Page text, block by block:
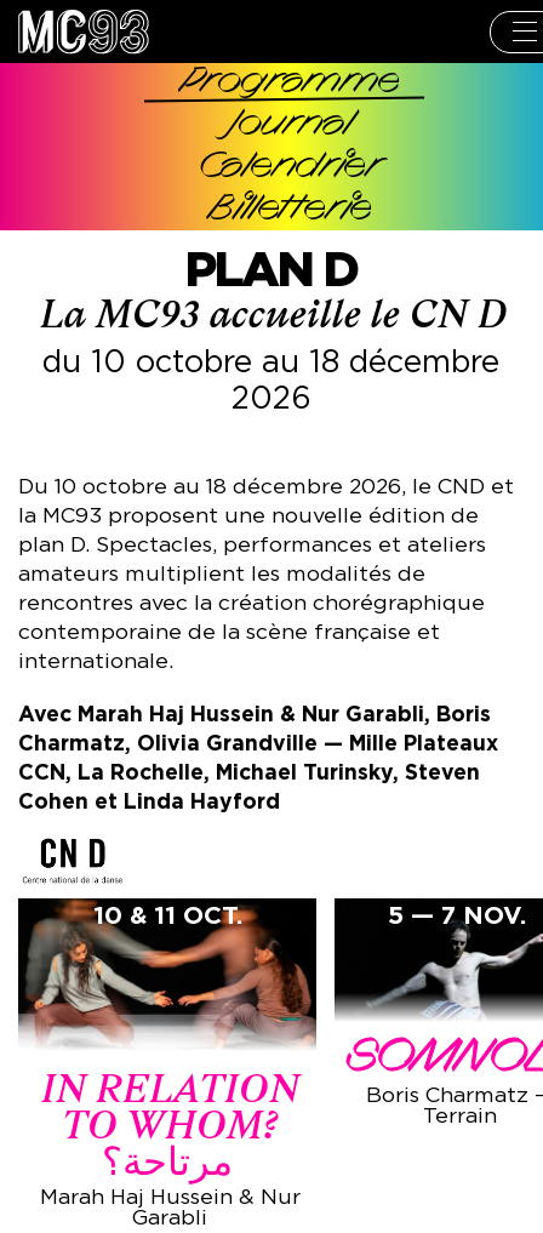
Aller
contenu
Navigation
Programme
Journal
Calendrier
Billetterie
PLAN D
La MC93 accueille le CN D
du 10 octobre au 18 décembre
2026
Du 10 octobre au 18 décembre 2026, le CND et
la MC93 proposent une nouvelle édition de
plan D. Spectacles, performances et ateliers
amateurs multiplient les modalités de
rencontres avec la création chorégraphique
contemporaine de la scène française et
internationale.
Avec Marah Haj Hussein & Nur Garabli, Boris
Charmatz, Olivia Grandville — Mille Plateaux
CCN, La Rochelle, Michael Turinsky, Steven
Cohen et Linda Hayford
10 & 11 OCT.
IN RELATION
TO WHOM?
مرتاحة؟
Marah Haj Hussein & Nur
Garabli
5 — 7 NOV.
Boris Charmatz
Terrain